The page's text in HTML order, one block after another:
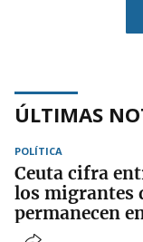
ÚLTIMAS
POLÍTICA
Ceuta cifra
los migrantes
permanecen